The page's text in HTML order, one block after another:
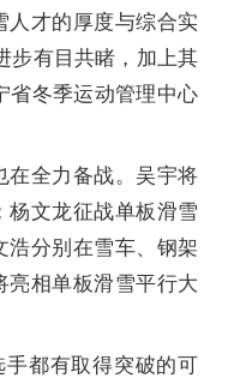
人才的厚度与综合实
步有目共睹，加上其
省冬季运动管理中心
全力备战。吴宇将
杨文龙征战单板滑雪
浩分别在雪车、钢架
亮相单板滑雪平行大
都有取得突破的可